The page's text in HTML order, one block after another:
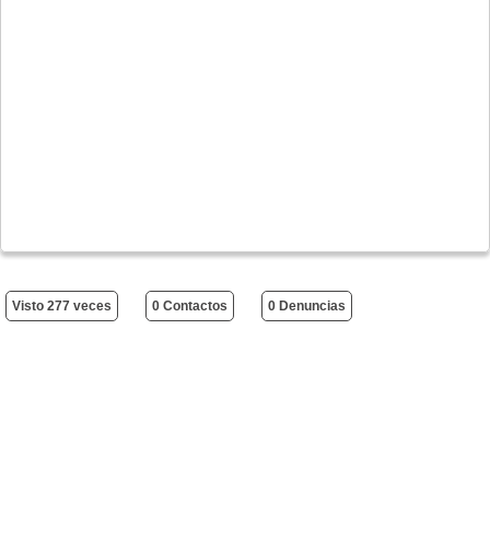
Visto 277 veces 0 Contactos 0 Denuncias